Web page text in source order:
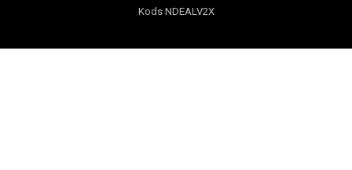
Kods NDEALV2X